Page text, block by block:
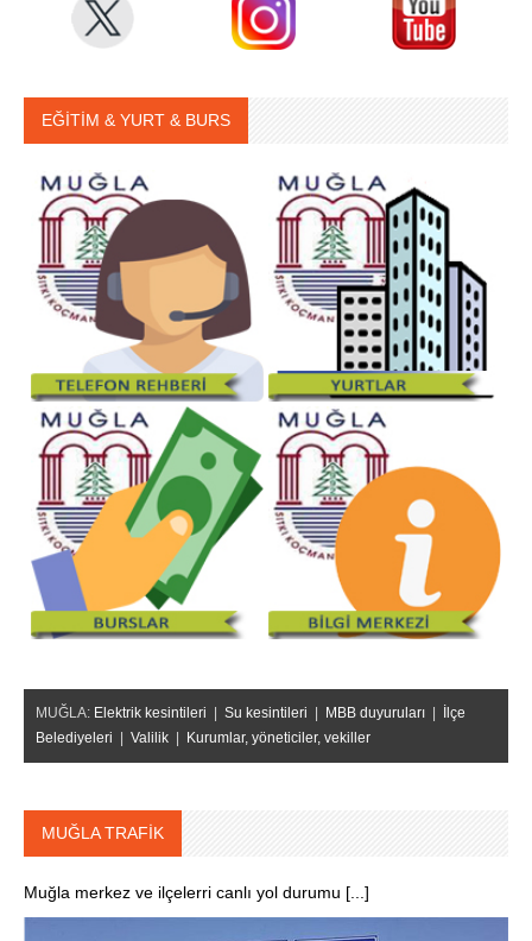
EĞİTİM & YURT & BURS
MUĞLA: Elektrik kesintileri Su kesintileri MBB duyuruları
İlçe
Belediyeleri
Valilik Kurumlar, yöneticiler, vekiller
MUĞLA TRAFİK
Muğla merkez ve ilçelerri canlı yol durumu [...]